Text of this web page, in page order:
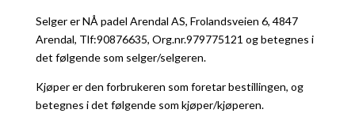
Selger er NÅ padel Arendal AS, Frolandsveien 6, 4847
Arendal, Tlf:90876635, Org.nr.979775121 og betegnes i
det følgende som selger/selgeren.
Kjøper er den forbrukeren som foretar bestillingen, og
betegnes i det følgende som kjøper/kjøperen.